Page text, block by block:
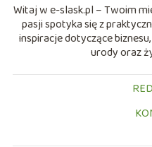
Witaj w e-slask.pl – Twoim
pasji spotyka się z
inspiracje dotyczące
urody oraz